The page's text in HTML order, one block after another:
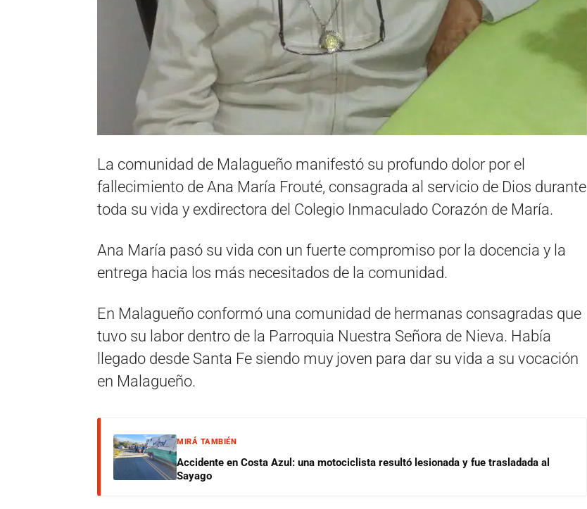
La comunidad de Malagueño manifestó su profundo dolor por el
fallecimiento de Ana María Frouté, consagrada al servicio de Dios durante
toda su vida y exdirectora del Colegio Inmaculado Corazón de María.
Ana María pasó su vida con un fuerte compromiso por la docencia y la
entrega hacia los más necesitados de la comunidad.
En Malagueño conformó una comunidad de hermanas consagradas que
tuvo su labor dentro de la Parroquia Nuestra Señora de Nieva. Había
llegado desde Santa Fe siendo muy joven para dar su vida a su vocación
en Malagueño.
MIRÁ TAMBIÉN
Accidente en Costa Azul: una motociclista resultó lesionada y fue trasladada al
Sayago